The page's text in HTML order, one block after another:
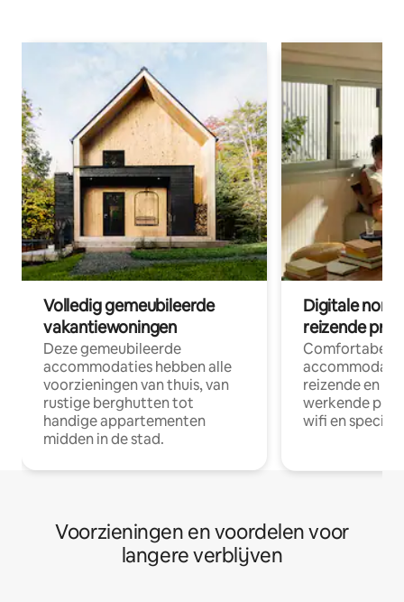
Volledig gemeubileerde
vakantiewoningen
Deze gemeubileerde
accommodaties hebben alle
voorzieningen van thuis, van
rustige berghutten tot
handige appartementen
midden in de stad.
Digitale
reizende
Comfortabele
reizende en
werkende
wifi en
Voorzieningen en voordelen voor
langere verblijven